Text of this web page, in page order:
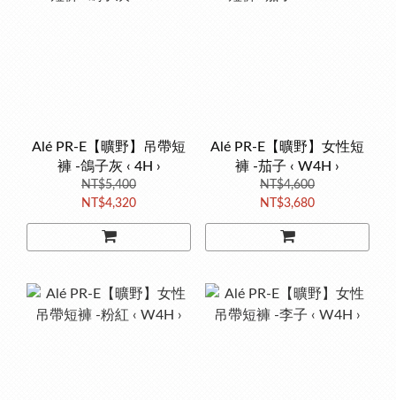
Alé PR-E【曠野】吊帶短
褲 -鴿子灰 ‹ 4H ›
NT$5,400
NT$4,320
Alé PR-E【曠野】女性短
褲 -茄子 ‹ W4H ›
NT$4,600
NT$3,680